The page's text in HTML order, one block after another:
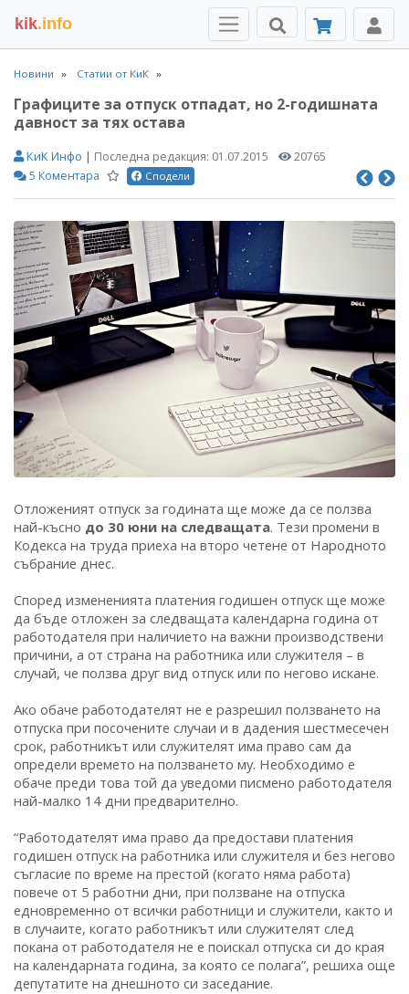
kik.info
Новини Статии от КиК
Графиците за отпуск отпадат, но 2-годишната
давност за тях остава
КиК Инфо | Последна редакция: 01.07.2015
20765
5 Коментара
Сподели
Отложеният отпуск за годината ще може да се ползва
най-късно до 30 юни на следващата. Тези промени в
Кодекса на труда приеха на второ четене от Народното
събрание днес.
Според измененията платения годишен отпуск ще може
да бъде отложен за следващата календарна година от
работодателя при наличието на важни производствени
причини, а от страна на работника или служителя – в
случай, че ползва друг вид отпуск или по негово искане.
Ако обаче работодателят не е разрешил ползването на
отпуска при посочените случаи и в дадения шестмесечен
срок, работникът или служителят има право сам да
определи времето на ползването му. Необходимо е
обаче преди това той да уведоми писмено работодателя
най-малко 14 дни предварително.
“Работодателят има право да предостави платения
годишен отпуск на работника или служителя и без негово
съгласие по време на престой (когато няма работа)
повече от 5 работни дни, при ползване на отпуска
едновременно от всички работници и служители, както и
в случаите, когато работникът или служителят след
покана от работодателя не е поискал отпуска си до края
на календарната година, за която се полага”, решиха още
депутатите на днешното си заседание.